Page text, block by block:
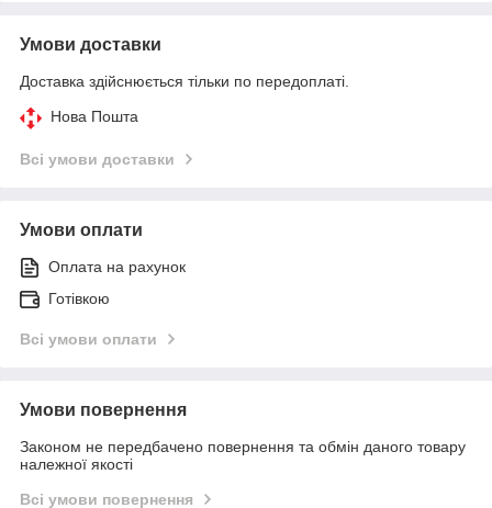
Умови доставки
Доставка здійснюється тільки по передоплаті.
Нова Пошта
Всі умови доставки
Умови оплати
Оплата на рахунок
Готівкою
Всі умови оплати
Умови повернення
Законом не передбачено повернення та обмін даного товару
належної якості
Всі умови повернення